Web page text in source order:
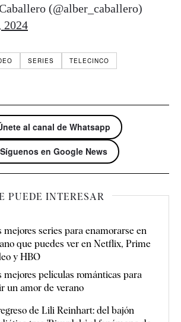
(@alber_caballero)
2024
SERIES
TELECINCO
al canal de Whatsapp
Síguenos en Google News
PUEDE INTERESAR
mejores series para enamorarse en
que puedes ver en Netflix, Prime
y HBO
mejores películas románticas para
un amor de verano
de Lili Reinhart: del bajón